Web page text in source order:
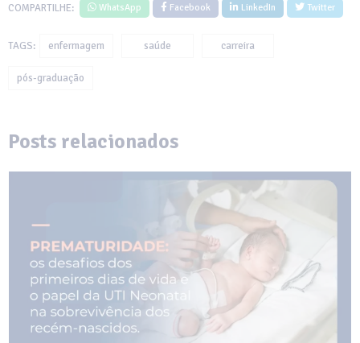
COMPARTILHE: WhatsApp Facebook LinkedIn Twitter
TAGS: enfermagem saúde carreira
pós-graduação
Posts relacionados